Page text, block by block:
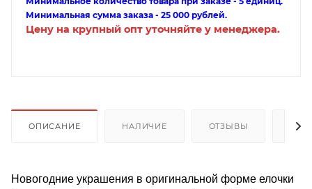
Минимальная сумма заказа - 25 000 рублей.
Цену на крупный опт уточняйте у менеджера.
ОПИСАНИЕ НАЛИЧИЕ ОТЗЫВЫ
Новогодние украшения в оригинальной форме елочки